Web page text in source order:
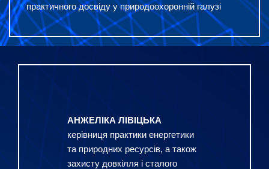
практичного досвіду уприродоохоронній галузі
АНЖЕЛІКА ЛІВІЦЬКА
керівниця практики енергетики
та природних ресурсів, а також
захисту довкілля і сталого